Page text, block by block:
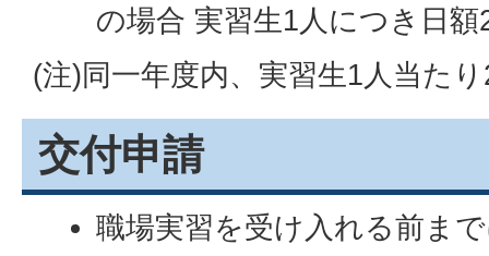
の場合 実習生1人につき日額
(注)同一年度内、実習生1人当た
交付申請
職場実習を受け入れる前ま